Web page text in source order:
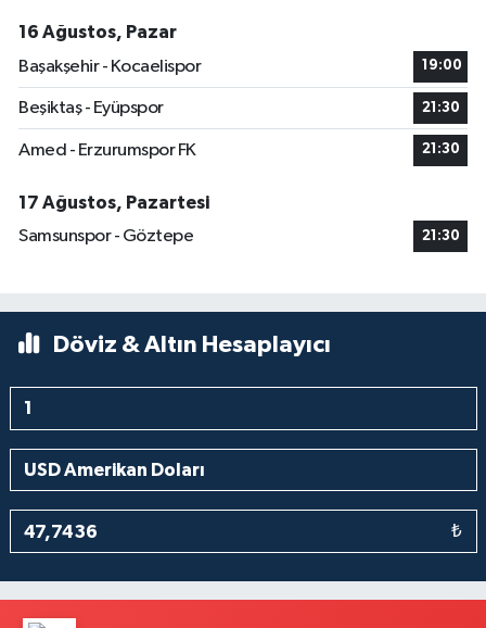
16 Ağustos, Pazar
Başakşehir - Kocaelispor
19:00
Beşiktaş - Eyüpspor 21:30
Amed - Erzurumspor FK 21:30
17 Ağustos, Pazartesi
Samsunspor - Göztepe
21:30
Döviz & Altın Hesaplayıcı
₺